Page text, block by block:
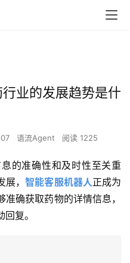
业的发展趋势是什
语流Agent 阅读 1225
的准确性和及时性至关重
展，智能客服机器人正成为
确获取药物的详情信息，
复。